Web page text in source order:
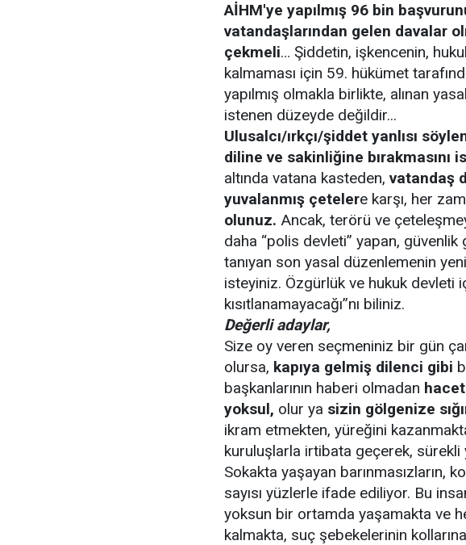
AİHM'ye yapılmış 96 bin
vatandaşlarından gelen davalar
çekmeli… Şiddetin, işkencenin,
kalmaması için 59. hükümet
yapılmış olmakla birlikte, alınan
istenen düzeyde değildir...
Ulusalcı/ırkçı/şiddet yanlısı
diline ve sakinliğine bırakmasını
altında vatana kasteden,vatandaş
yuvalanmış çetelere karşı, her
olunuz. Ancak, terörü ve
daha “polis devleti” yapan, güvenlik
tanıyan son yasal düzenlemenin
isteyiniz. Özgürlük ve hukuk devleti
kısıtlanamayacağı”nı biliniz.
Değerli adaylar,
Size oy veren seçmeniniz bir gün
olursa, kapıya gelmiş dilenci gibi
başkanlarının haberi olmadan
yoksul, olur ya sizin gölgenize
ikram etmekten, yüreğini
kuruluşlarla irtibata geçerek, sürekli
Sokakta yaşayan barınmasızların,
sayısı yüzlerle ifade ediliyor. Bu
yoksun bir ortamda yaşamakta ve
kalmakta, suç şebekelerinin kollarına